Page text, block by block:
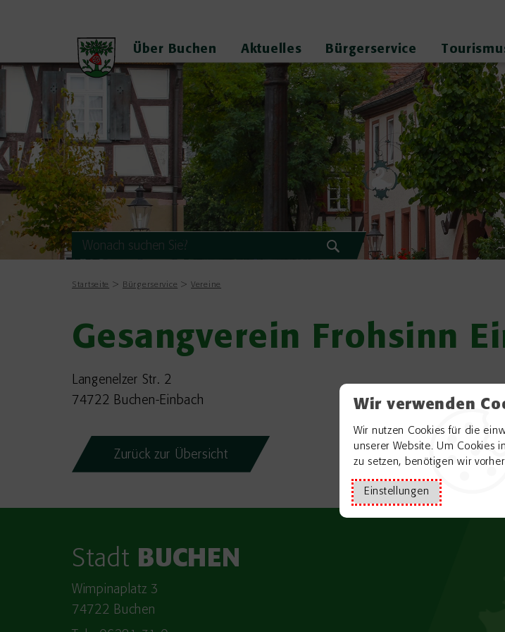
Wir verwenden
Wir nutzen Cookies für die
unserer Website. Um Cookies
zu setzen, benötigen wir
Einstellungen
Über Buchen Aktuelles Bürgerservice
Startseite Bürgerservice Vereine
Gesangverein Frohsinn
Langenelzer Str. 2
74722 Buchen-Einbach
Zurück zur Übersicht
Stadt BUCHEN
Wimpinaplatz 3
74722 Buchen